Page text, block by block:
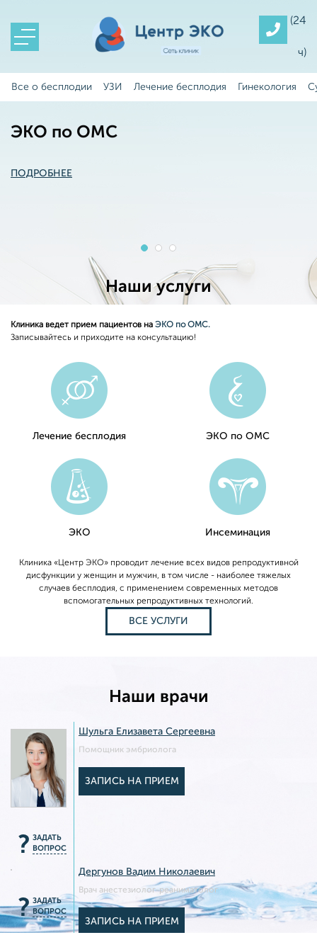
(24
ч)
Все о бесплодии УЗИ Лечение бесплодия Гинекология
ЭКО по ОМС
ПОДРОБНЕЕ
Программы ЭКО
ПОДРОБНЕЕ
Микрофлюидика
отбор сперматозоидов с использованием
микрожидкостных чипов (Fertile)
Наши услуги
Клиника ведет прием пациентов на ЭКО по ОМС.
Записывайтесь и приходите на консультацию!
Лечение бесплодия ЭКО по ОМС
ЭКО Инсеминация
Клиника «Центр ЭКО» проводит лечение всех видов репродуктивной
дисфункции у женщин и мужчин, в том числе - наиболее тяжелых
случаев бесплодия, с применением современных методов
вспомогательных репродуктивных технологий.
ВСЕ УСЛУГИ
Наши врачи
? ЗАДАТЬ
ВОПРОС
Шульга Елизавета Сергеевна
Помощник эмбриолога
ЗАПИСЬ НА ПРИЕМ
? ЗАДАТЬ
ВОПРОС
Дергунов Вадим Николаевич
Врач анестезиолог-реаниматолог
ЗАПИСЬ НА ПРИЕМ